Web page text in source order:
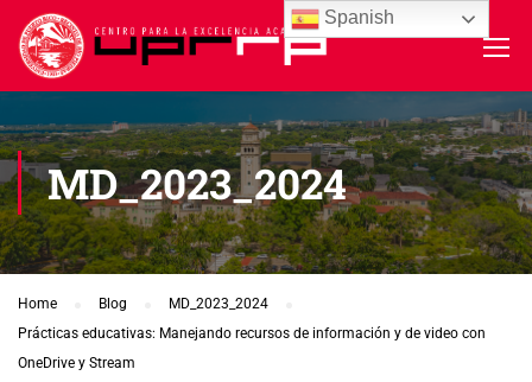
MD_2023_2024
Home Blog
MD_2023_2024
Prácticas educativas: Manejando recursos de información y de video con
OneDrive y Stream
Spanish